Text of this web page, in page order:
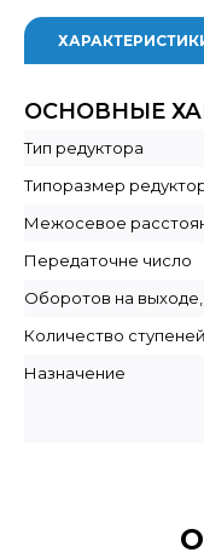
ОСНОВНЫЕ
Тип редуктора
Типоразмер
Межосевое
Передаточне число
Оборотов на
Количество ступеней
Назначение